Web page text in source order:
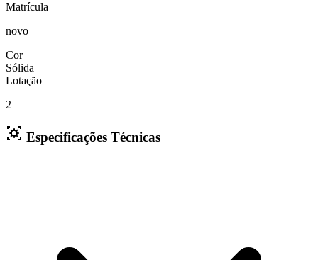
Matrícula
novo
Cor
Sólida
Lotação
2
Especificações Técnicas